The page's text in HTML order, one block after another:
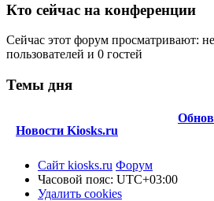
Кто сейчас на конференции
Сейчас этот форум просматривают:
пользователей и 0 гостей
Темы дня
Новости Kiosks.ru
Сайт kiosks.ru Форум
Часовой пояс: UTC+03:00
Удалить cookies